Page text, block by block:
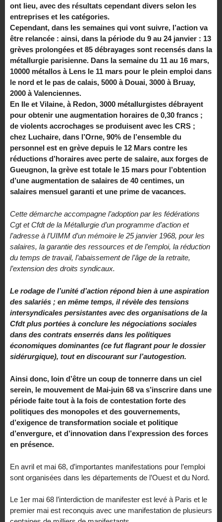
ont lieu, avec des résultats cependant divers selon les
entreprises et les catégories.
Cependant, dans les semaines qui vont suivre, l’action va
être relancée : ainsi, dans la période du 9 au 24 janvier : 13
grèves prolongées et 85 débrayages sont recensés dans la
métallurgie parisienne. Dans la semaine du 11 au 16 mars,
10000 métallos à Lens le 11 mars pour le plein emploi dans
le nord et le pas de calais, 5000 à Douai, 3000 à Bruay,
2000 à Valenciennes.
En Ile et Vilaine, à Redon, 3000 métallurgistes débrayent
pour obtenir une augmentation horaires de 0,30 francs ;
de violents accrochages se produisent avec les CRS ;
chez Luchaire, dans l’Orne, 90% de l’ensemble du
personnel est en grève depuis le 12 Mars contre les
réductions d’horaires avec perte de salaire, aux forges de
Gueugnon, la grève est totale le 15 mars pour l’obtention
d’une augmentation de salaires de 40 centimes, un
salaires mensuel garanti et une prime de vacances.
Cette démarche accompagne l’adoption par les fédérations
Cgt et Cfdt de la Métallurgie d’un programme d’action et
l’adresse à l’UIMM d’un mémoire le 25 janvier 1968, pour les
salaires, la garantie des ressources et de l’emploi, la réduction
du temps de travail, l’abaissement de l’âge de la retraite,
l’extension des droits syndicaux.
Le rodage de l’unité d’action répond bien à une aspiration
des salariés ; en même temps, il révèle des tensions
intersyndicales persistantes avec des organisations de la
Cfdt plus portées à conclure les négociations sociales
dans des contrats enserrés dans les politiques
économiques dominantes (ce fut flagrant pour le dossier
sidérurgique), tout en discourant sur l’autogestion.
Ainsi donc, loin d’être un coup de tonnerre dans un ciel
serein, le mouvement de Mai-juin 68 va s’inscrire dans une
période faite tout à la fois de contestation forte des
politiques des monopoles et des gouvernements,
d’exigence de transformation sociale et politique
d’envergure, et d’innovation dans l’expression des forces
en présence.
En avril et mai 68, d’importantes manifestations pour l’emploi
sont organisées dans les départements de l’Ouest et du Nord.
Le 1er mai 68 l’interdiction de manifester est levé à Paris et le
premier mai est reconquis avec une manifestation de plusieurs